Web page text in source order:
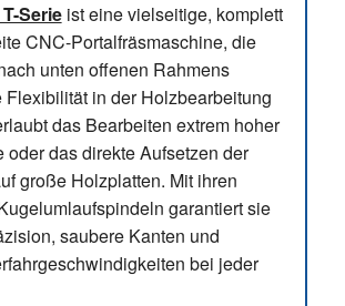
Serieist eine vielseitige, komplett
CNC-Portalfräsmaschine, die
unten offenen Rahmens
Flexibilität in der Holzbearbeitung
das Bearbeiten extrem hoher
oder das direkte Aufsetzen der
große Holzplatten. Mit ihren
garantiert sie
saubere Kanten und
bei jeder